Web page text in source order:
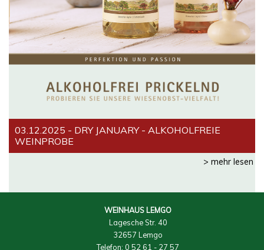
03.12.2025 - DRY JANUARY - ALKOHOLFREIE
WEINPROBE
> mehr lesen
WEINHAUS LEMGO
Lagesche Str. 40
32657 Lemgo
Telefon: 0 52 61 - 27 57